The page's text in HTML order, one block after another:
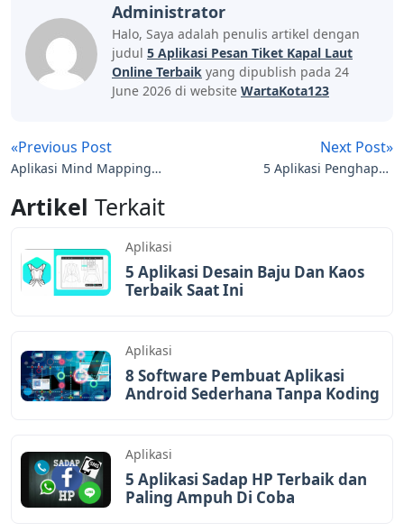
Administrator
Halo, Saya adalah penulis artikel dengan
judul 5 Aplikasi Pesan Tiket Kapal Laut
Online Terbaik yang dipublish pada 24
June 2026 di website WartaKota123
«Previous Post
Aplikasi Mind Mapping
Memvisualisasikan Ide
Next Post»
5 Aplikasi Penghapus
Artikel Terkait
Aplikasi
5 Aplikasi Desain Baju Dan Kaos
Terbaik Saat Ini
Aplikasi
8 Software Pembuat Aplikasi
Android Sederhana Tanpa Koding
Aplikasi
5 Aplikasi Sadap HP Terbaik dan
Paling Ampuh Di Coba